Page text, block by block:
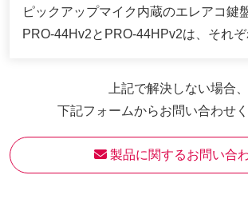
ピックアップマイク内蔵のエレアコ鍵
PRO-44Hv2とPRO-44HPv2は、それぞ
上記で解決しない場合、
下記フォームからお問い合わせく
製品に関するお問い合